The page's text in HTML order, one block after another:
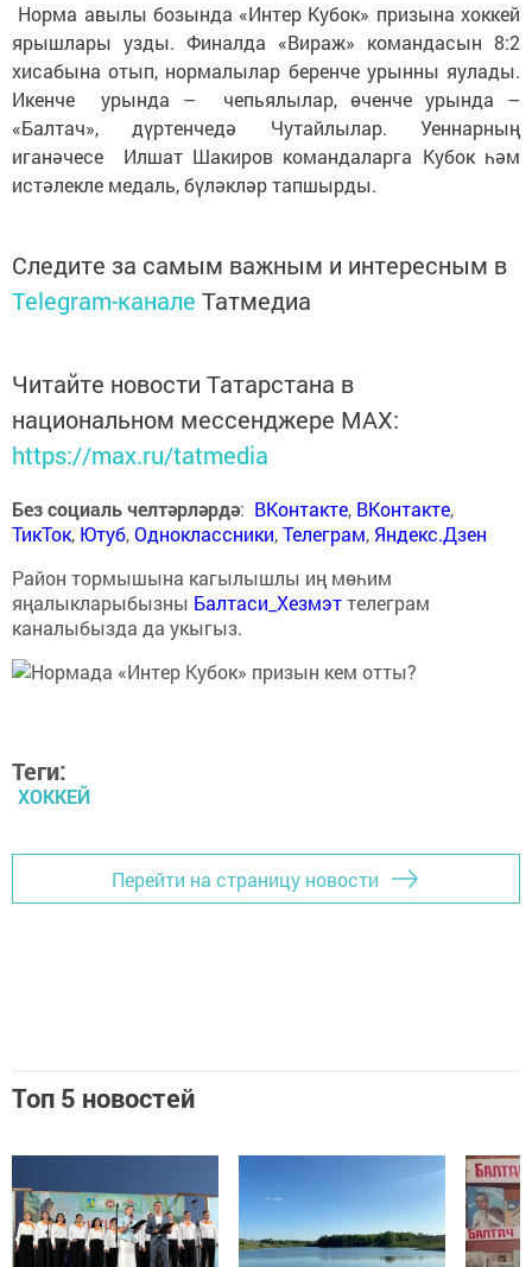
Норма авылы бозында «Интер Кубок» призына хоккей
ярышлары узды. Финалда «Вираж» командасын 8:2
хисабына отып, нормалылар беренче урынны яулады.
Икенче урында – чепьялылар, өченче урында –
«Балтач», дүртенчедә Чутайлылар. Уеннарның
иганәчесе Илшат Шакиров командаларга Кубок һәм
истәлекле медаль, бүләкләр тапшырды.
Следите за самым важным и интересным в
Telegram-канале Татмедиа
Читайте новости Татарстана в
национальном мессенджере MАХ:
https://max.ru/tatmedia
Без социаль челтәрләрдә: ВКонтакте, ВКонтакте,
ТикТок, Ютуб,Одноклассники,Телеграм, Яндекс.Дзен
Район тормышына кагылышлы иң мөһим
яңалыкларыбызны Балтаси_Хезмэттелеграм
каналыбызда да укыгыз.
Теги:
ХОККЕЙ
Перейти на страницу новости
Топ 5 новостей